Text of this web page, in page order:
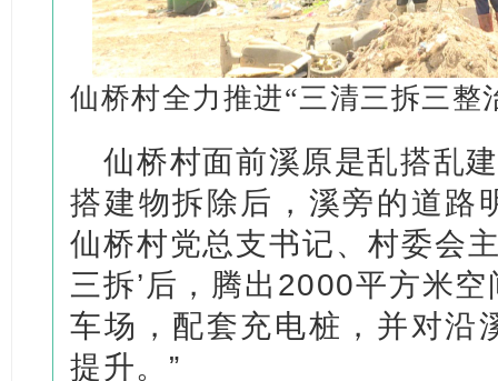
仙桥村全力推进“三清三拆三整
仙桥村面前溪原是乱搭乱
搭建物拆除后，溪旁的道路
仙桥村党总支书记、村委会
三拆’后，腾出2000平方米
车场，配套充电桩，并对沿
提升。”